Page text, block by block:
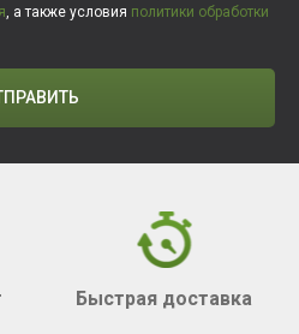
, а также условия политики обработки
Быстрая доставка